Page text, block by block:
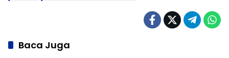
Baca Juga